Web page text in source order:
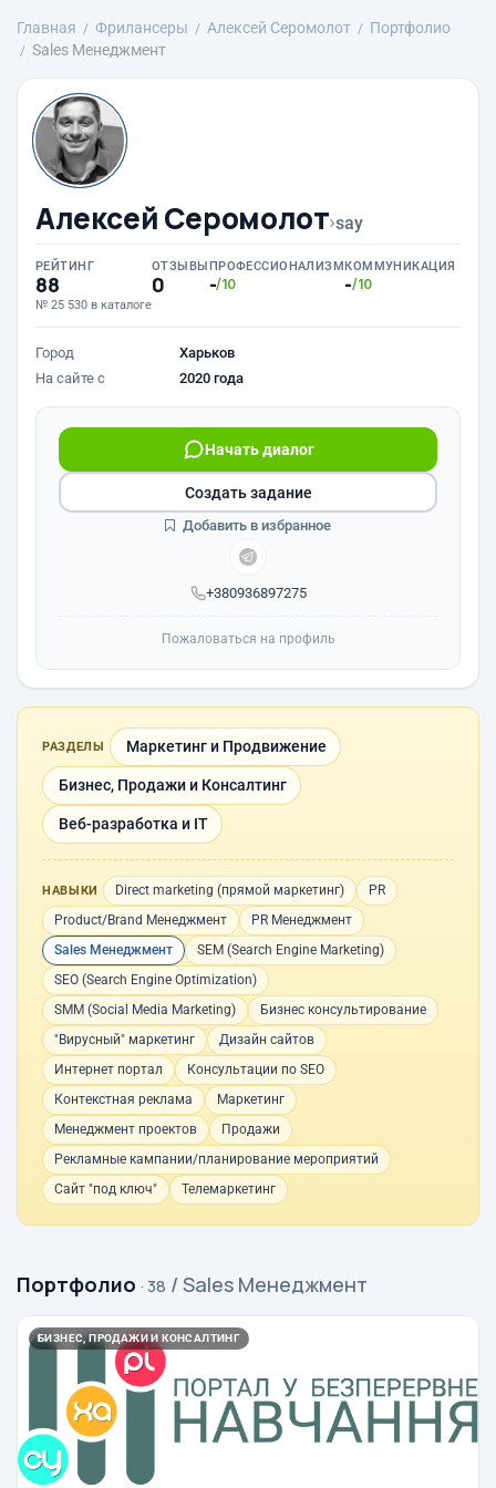
Главная Фрилансеры Алексей Серомолот
Портфолио
Sales Менеджмент
Алексей Серомолот›say
РЕЙТИНГ
88
№ 25 530 в каталоге
ОТЗЫВЫ
0
ПРОФЕССИОНАЛИЗМ
-/10
КОММУНИКАЦИЯ
-/10
Город
Харьков
На сайте с
2020 года
+380936897275
Начать диалог
Создать задание
Добавить в избранное
Пожаловаться на профиль
РАЗДЕЛЫ Маркетинг и Продвижение
Бизнес, Продажи и Консалтинг
Веб-разработка и IT
НАВЫКИ Direct marketing (прямой маркетинг)
PR
Product/Brand Менеджмент
PR Менеджмент
Sales Менеджмент
SEM (Search Engine Marketing)
SEO (Search Engine Optimization)
SMM (Social Media Marketing)
Бизнес консультирование
"Вирусный" маркетинг
Дизайн сайтов
Интернет портал
Консультации по SEO
Контекстная реклама
Маркетинг
Менеджмент проектов
Продажи
Рекламные кампании/планирование мероприятий
Сайт "под ключ"
Телемаркетинг
Портфолио · 38 / Sales Менеджмент
БИЗНЕС, ПРОДАЖИ И КОНСАЛТИНГ